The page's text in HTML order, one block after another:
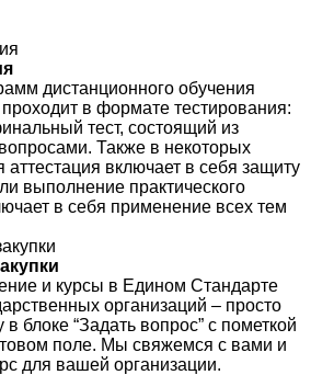
дистанционного обучения
проходит в формате тестирования:
тест, состоящий из
Также в некоторых
аттестация включает в себя защиту
выполнение практического
в себя применение всех тем
и курсы в Едином Стандарте
организаций – просто
в блоке “Задать вопрос” с пометкой
поле. Мы свяжемся с вами и
для вашей организации.